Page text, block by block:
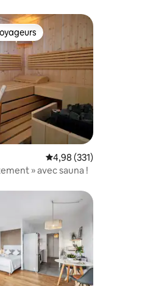
commentaires
parmi les plus aimés
Note moyenne de
4,98 (331)
» avec sauna !